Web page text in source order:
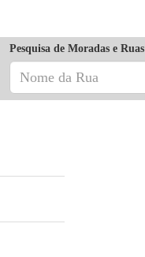
Pesquisa de Moradas e Ruas